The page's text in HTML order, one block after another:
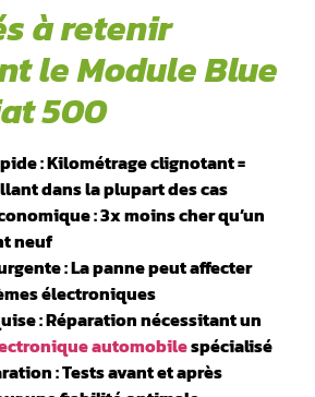
à retenir
le Module Blue
500
: Kilométrage clignotant =
dans la plupart des cas
: 3x moins cher qu’un
neuf
: La panne peut affecter
électroniques
: Réparation nécessitant un
automobilespécialisé
: Tests avant et après